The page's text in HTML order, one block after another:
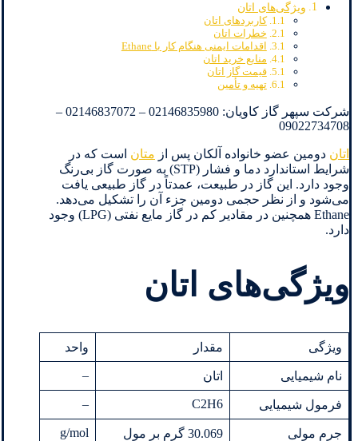
ویژگی‌های اتان
کاربردهای اتان
خطرات اتان
اقدامات ایمنی هنگام کار با Ethane
منابع خرید اتان
قیمت گاز اتان
تهیه و تأمین
شرکت سپهر گاز کاویان: 02146835980 – 02146837072 –
09022734708
اتان دومین عضو خانواده آلکان پس از متان است که در
شرایط استاندارد دما و فشار (STP) به صورت گاز بی‌رنگ
وجود دارد. این گاز در طبیعت، عمدتاً در گاز طبیعی یافت
می‌شود و از نظر حجمی دومین جزء آن را تشکیل می‌دهد.
Ethane همچنین در مقادیر کم در گاز مایع نفتی (LPG) وجود
دارد.
ویژگی‌های اتان
ویژگی مقدار واحد
نام شیمیایی اتان –
فرمول شیمیایی C2H6
–
جرم مولی 30.069 گرم بر مول g/mol